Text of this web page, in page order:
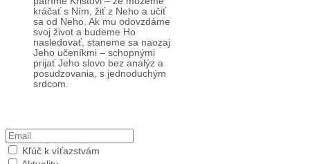
skutočné šťastie je v tom, že
patríme Kristovi – že môžeme
kráčať s Ním, žiť z Neho a učiť
sa od Neho. Ak mu odovzdáme
svoj život a budeme Ho
nasledovať, staneme sa naozaj
Jeho učeníkmi – schopnými
prijať Jeho slovo bez analýz a
posudzovania, s jednoduchým